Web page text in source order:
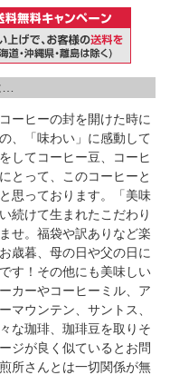
ーヒーの封を開けた時に
、「味わい」に感動して
してコーヒー豆、コーヒ
とって、このコーヒーと
思っております。「美味
続けて生まれたこだわり
せ。福袋や訳ありなど楽
歳暮、母の日や父の日に
す！その他にも美味しい
カーやコーヒーミル、ア
マウンテン、サントス、
な珈琲、珈琲豆を取りそ
ジが良く似ているとお問
所さんとは一切関係が無